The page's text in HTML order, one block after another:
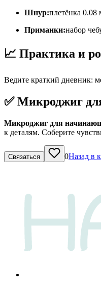
Шнур:плетёнка 0.08
Приманки:набор
📈 Практика и
Ведите краткий дневник:
✅ Микроджиг
Микроджиг для
к деталям. Соберите
Связаться 0Назад в